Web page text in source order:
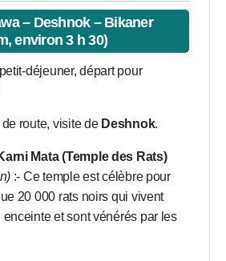
– Deshnok – Bikaner
environ 3 h 30)
déjeuner, départ pour
route, visite de Deshnok.
Mata (Temple des Rats)
:- Ce temple est célèbre pour
20 000 rats noirs qui vivent
enceinte et sont vénérés par les